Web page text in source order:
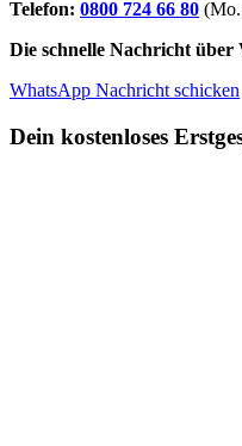
Telefon: 0800 724 66 80
Die schnelle Nachricht über
WhatsApp Nachricht schicken
Dein kostenloses